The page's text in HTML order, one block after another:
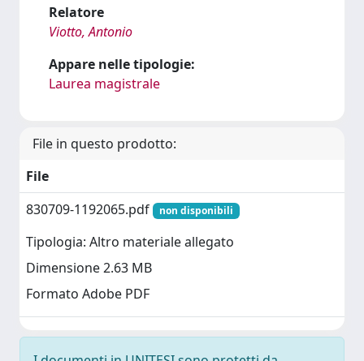
Relatore
Viotto, Antonio
Appare nelle tipologie:
Laurea magistrale
File in questo prodotto:
File
830709-1192065.pdf
non disponibili
Tipologia: Altro materiale allegato
Dimensione 2.63 MB
Formato Adobe PDF